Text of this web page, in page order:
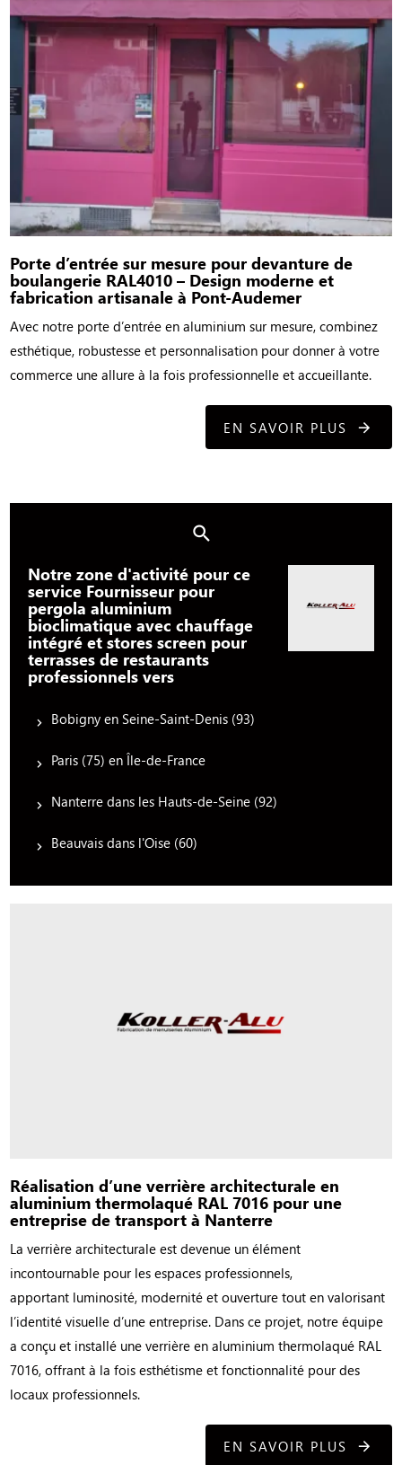
Porte d’entrée sur mesure pour devanture de
boulangerie RAL4010 – Design moderne et
fabrication artisanale à Pont-Audemer
Avec notre porte d’entrée en aluminium sur mesure, combinez
esthétique, robustesse et personnalisation pour donner à votre
commerce une allure à la fois professionnelle et accueillante.
EN SAVOIR PLUS
Notre zone d'activité pour ce
service Fournisseur pour
pergola aluminium
bioclimatique avec chauffage
intégré et stores screen pour
terrasses de restaurants
professionnels vers
Bobigny en Seine-Saint-Denis (93)
Paris (75) en Île-de-France
Nanterre dans les Hauts-de-Seine (92)
Beauvais dans l'Oise (60)
Réalisation d’une verrière architecturale en
aluminium thermolaqué RAL 7016 pour une
entreprise de transport à Nanterre
La verrière architecturale est devenue un élément
incontournable pour les espaces professionnels,
apportant luminosité, modernité et ouverture tout en valorisant
l’identité visuelle d’une entreprise. Dans ce projet, notre équipe
a conçu et installé une verrière en aluminium thermolaqué RAL
7016, offrant à la fois esthétisme et fonctionnalité pour des
locaux professionnels.
EN SAVOIR PLUS